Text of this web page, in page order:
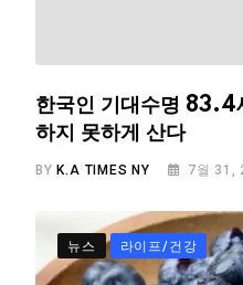
한국인 기대수명
하지 못하게 산다
BY K.A TIMES NY 7월 31,
뉴스 라이프/건강